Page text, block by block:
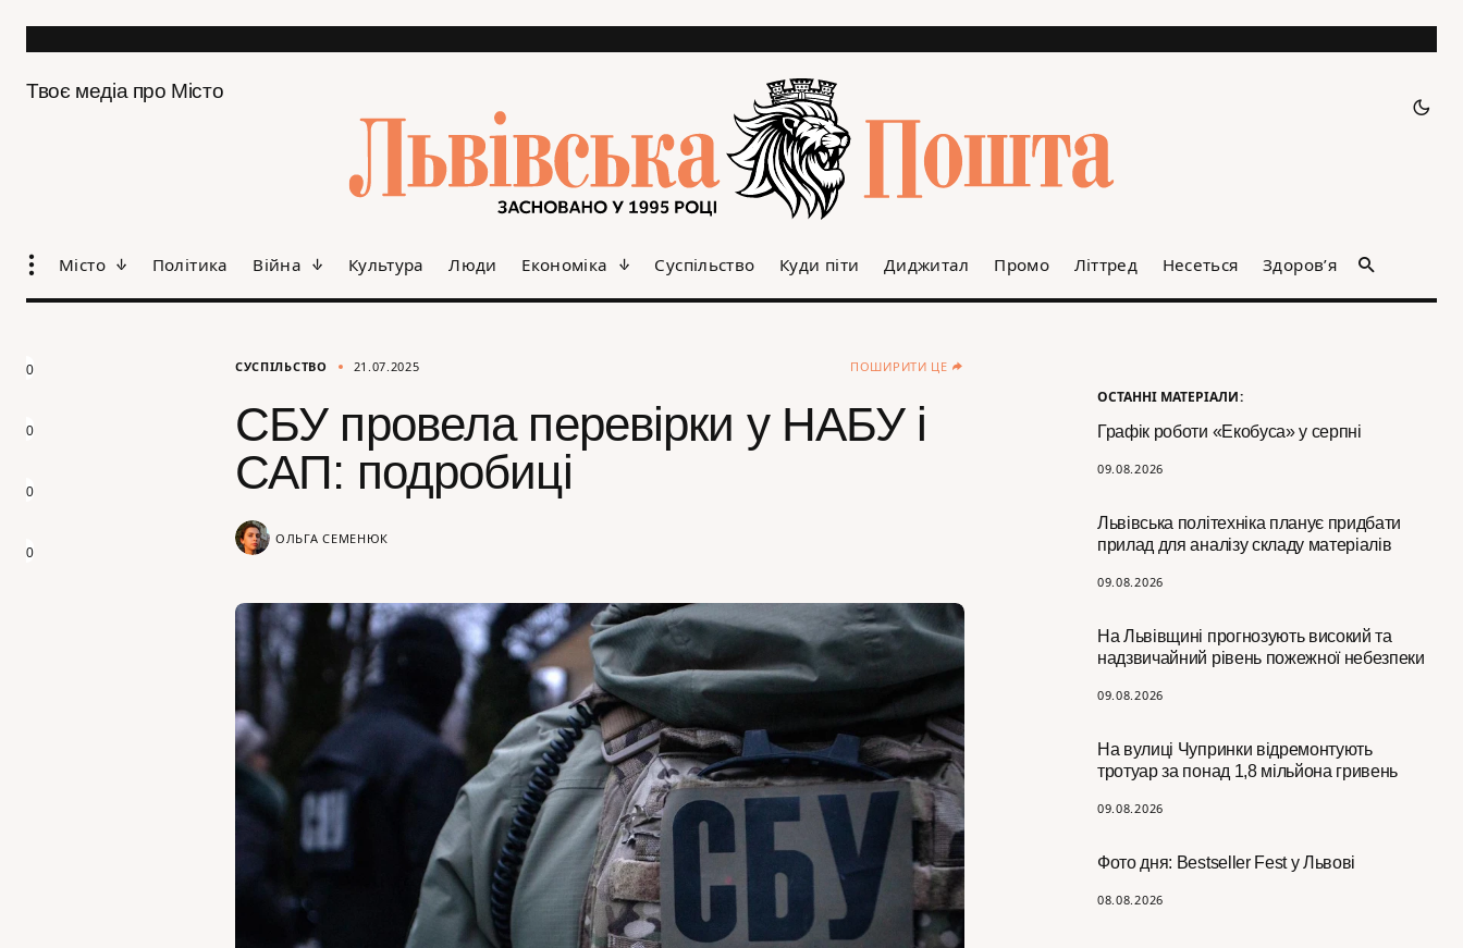
Твоє медіа про Місто
Місто Політика Війна Культура Люди Економіка Суспільство Куди піти Диджитал Промо Літтред Несеться Здоров’я
ОСТАННІ МАТЕРІАЛИ:
Графік роботи «Екобуса» у серпні
09.08.2026
Львівська політехніка планує придбати
прилад для аналізу складу матеріалів
09.08.2026
На Львівщині прогнозують високий та
надзвичайний рівень пожежної небезпеки
09.08.2026
На вулиці Чупринки відремонтують
тротуар за понад 1,8 мільйона гривень
09.08.2026
Фото дня: Bestseller Fest у Львові
08.08.2026
СУСПІЛЬСТВО 21.07.2025 ПОШИРИТИ ЦЕ
СБУ провела перевірки у НАБУ і
САП: подробиці
ОЛЬГА СЕМЕНЮК
0
0
0
0